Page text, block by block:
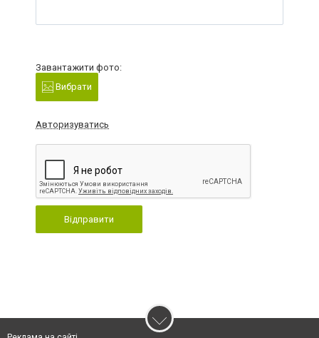
Завантажити фото:
Вибрати
Авторизуватись
Відправити